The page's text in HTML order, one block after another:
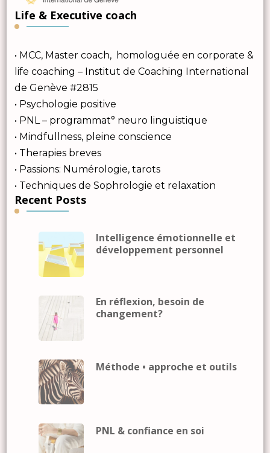
Life & Executive coach
• MCC, Master coach, homologuée en corporate &
life coaching – Institut de Coaching International
de Genève #2815
• Psychologie positive
• PNL – programmat° neuro linguistique
• Mindfullness, pleine conscience
• Therapies breves
• Passions: Numérologie, tarots
• Techniques de Sophrologie et relaxation
Recent Posts
Intelligence émotionnelle et
développement personnel
En réflexion, besoin de
changement?
Méthode • approche et outils
PNL & confiance en soi